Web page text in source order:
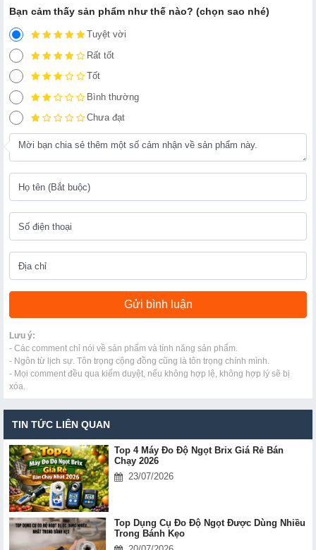
Bạn cảm thấy sản phẩm như thế nào? (chọn sao nhé)
Tuyệt vời
Rất tốt
Tốt
Bình thường
Chưa đạt
Lưu ý:
- Các comment chỉ nói về sản phẩm và tính năng sản phẩm.
- Ngôn từ lịch sự. Tôn trọng cộng đồng cũng là tôn trọng chính mình.
- Mọi comment đều qua kiểm duyệt, nếu không hợp lệ, không hợp lý sẽ bị
xóa.
TIN TỨC LIÊN QUAN
Top 4 Máy Đo Độ Ngọt Brix Giá Rẻ Bán
Chạy 2026
23/07/2026
Top Dụng Cụ Đo Độ Ngọt Được Dùng Nhiều
Trong Bánh Kẹo